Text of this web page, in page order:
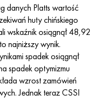
danych Platts wartość
huty chińskiego
wskaźnik osiągnął 48,92
najniższy wynik.
spadek osiągnął
spadek optymizmu
wzrost zamówień
Jednak teraz CSSI